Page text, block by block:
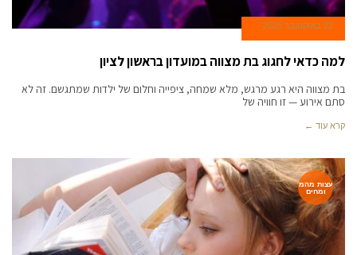
22 באוקטובר 2025
למה כדאי לחגוג בת מצווה במועדון בראשון לציון
בת מצווה היא רגע מרגש, מלא שמחה, ציפייה וחלום של ילדות שמתגשם. זה לא
סתם אירוע — זו חוויה של
קרא עוד ←
עצות מהמ
ומחים